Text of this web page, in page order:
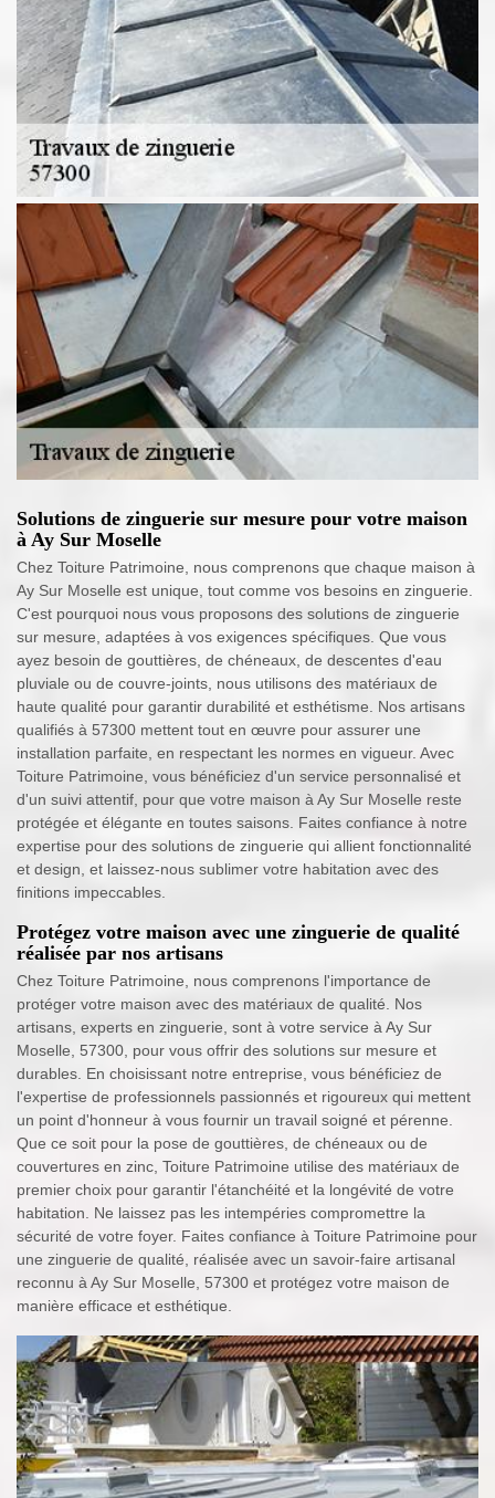
Solutions de zinguerie sur mesure pour votre maison
à Ay Sur Moselle
Chez Toiture Patrimoine, nous comprenons que chaque maison à
Ay Sur Moselle est unique, tout comme vos besoins en zinguerie.
C'est pourquoi nous vous proposons des solutions de zinguerie
sur mesure, adaptées à vos exigences spécifiques. Que vous
ayez besoin de gouttières, de chéneaux, de descentes d'eau
pluviale ou de couvre-joints, nous utilisons des matériaux de
haute qualité pour garantir durabilité et esthétisme. Nos artisans
qualifiés à 57300 mettent tout en œuvre pour assurer une
installation parfaite, en respectant les normes en vigueur. Avec
Toiture Patrimoine, vous bénéficiez d'un service personnalisé et
d'un suivi attentif, pour que votre maison à Ay Sur Moselle reste
protégée et élégante en toutes saisons. Faites confiance à notre
expertise pour des solutions de zinguerie qui allient fonctionnalité
et design, et laissez-nous sublimer votre habitation avec des
finitions impeccables.
Protégez votre maison avec une zinguerie de qualité
réalisée par nos artisans
Chez Toiture Patrimoine, nous comprenons l'importance de
protéger votre maison avec des matériaux de qualité. Nos
artisans, experts en zinguerie, sont à votre service à Ay Sur
Moselle, 57300, pour vous offrir des solutions sur mesure et
durables. En choisissant notre entreprise, vous bénéficiez de
l'expertise de professionnels passionnés et rigoureux qui mettent
un point d'honneur à vous fournir un travail soigné et pérenne.
Que ce soit pour la pose de gouttières, de chéneaux ou de
couvertures en zinc, Toiture Patrimoine utilise des matériaux de
premier choix pour garantir l'étanchéité et la longévité de votre
habitation. Ne laissez pas les intempéries compromettre la
sécurité de votre foyer. Faites confiance à Toiture Patrimoine pour
une zinguerie de qualité, réalisée avec un savoir-faire artisanal
reconnu à Ay Sur Moselle, 57300 et protégez votre maison de
manière efficace et esthétique.